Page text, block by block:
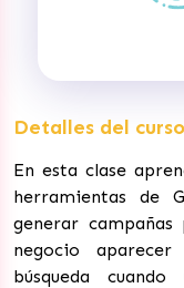
Detalles del curso
En esta clase
herramientas de
generar
negocio
búsqueda